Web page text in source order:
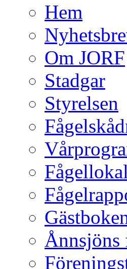
Hem
Om JORF
Stadgar
Styrelsen
Ånnsjöns